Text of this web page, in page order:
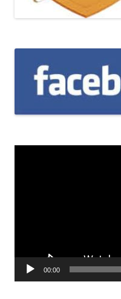
Odtwarzacz
00:00